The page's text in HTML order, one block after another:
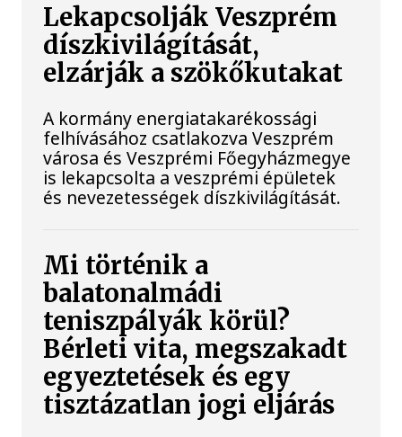
Lekapcsolják Veszprém
díszkivilágítását,
elzárják a szökőkutakat
A kormány energiatakarékossági
felhívásához csatlakozva Veszprém
városa és Veszprémi Főegyházmegye
is lekapcsolta a veszprémi épületek
és nevezetességek díszkivilágítását.
Mi történik a
balatonalmádi
teniszpályák körül?
Bérleti vita, megszakadt
egyeztetések és egy
tisztázatlan jogi eljárás